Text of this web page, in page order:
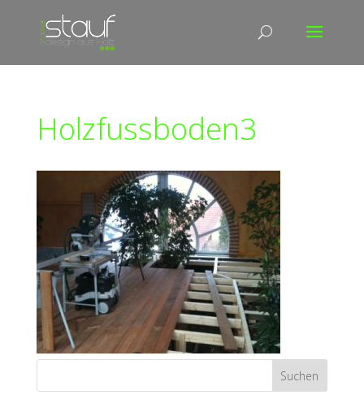
Holzfussboden3